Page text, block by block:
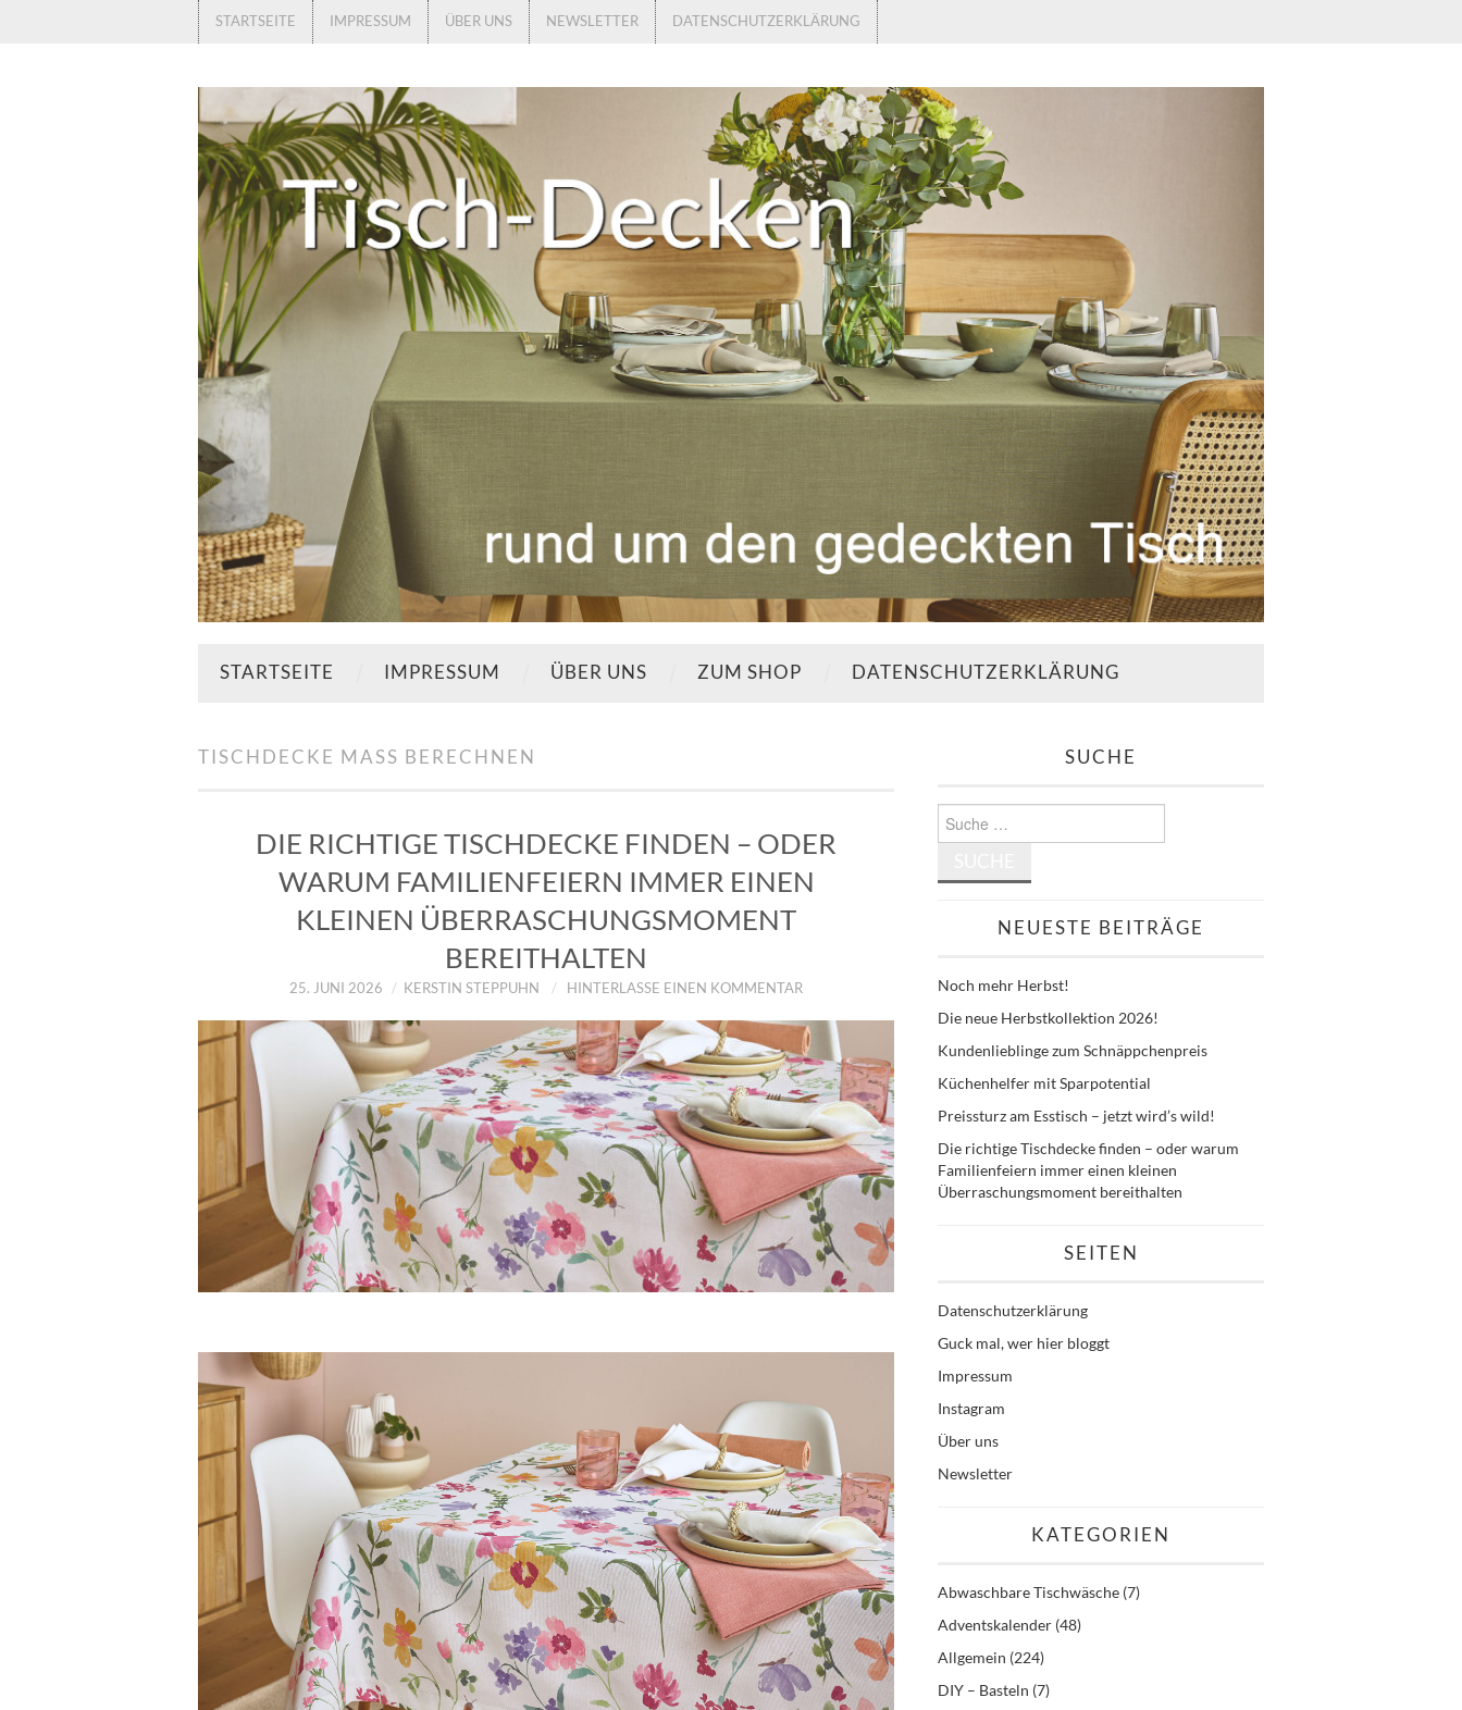
STARTSEITE IMPRESSUM ÜBER UNS NEWSLETTER DATENSCHUTZERKLÄRUNG
STARTSEITE IMPRESSUM ÜBER UNS ZUM SHOP DATENSCHUTZERKLÄRUNG
TISCHDECKE MASS BERECHNEN
DIE RICHTIGE TISCHDECKE FINDEN – ODER
WARUM FAMILIENFEIERN IMMER EINEN
KLEINEN ÜBERRASCHUNGSMOMENT
BEREITHALTEN
25. JUNI 2026 KERSTIN STEPPUHN HINTERLASSE EINEN KOMMENTAR
SUCHE
Suche
nach:
NEUESTE BEITRÄGE
Noch mehr Herbst!
Die neue Herbstkollektion 2026!
Kundenlieblinge zum Schnäppchenpreis
Küchenhelfer mit Sparpotential
Preissturz am Esstisch – jetzt wird’s wild!
Die richtige Tischdecke finden – oder warum
Familienfeiern immer einen kleinen
Überraschungsmoment bereithalten
SEITEN
Datenschutzerklärung
Guck mal, wer hier bloggt
Impressum
Instagram
Über uns
Newsletter
KATEGORIEN
Abwaschbare Tischwäsche (7)
Adventskalender (48)
Allgemein (224)
DIY – Basteln (7)